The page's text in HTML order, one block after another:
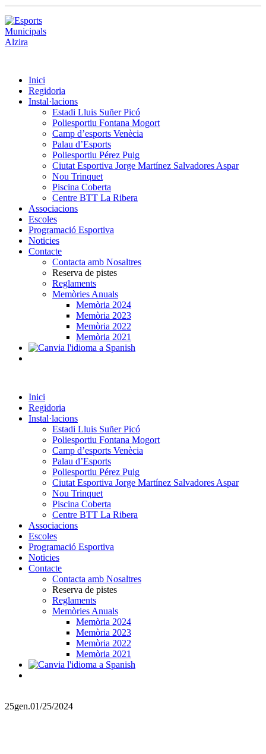
Inici
Regidoria
Instal·lacions
Estadi Lluis Suñer Picó
Poliesportiu Fontana Mogort
Camp d’esports Venècia
Palau d’Esports
Poliesportiu Pérez Puig
Ciutat Esportiva Jorge Martínez Salvadores Aspar
Nou Trinquet
Piscina Coberta
Centre BTT La Ribera
Associacions
Escoles
Programació Esportiva
Noticies
Contacte
Contacta amb Nosaltres
Reserva de pistes
Reglaments
Memòries Anuals
Memòria 2024
Memòria 2023
Memòria 2022
Memòria 2021
Inici
Regidoria
Instal·lacions
Estadi Lluis Suñer Picó
Poliesportiu Fontana Mogort
Camp d’esports Venècia
Palau d’Esports
Poliesportiu Pérez Puig
Ciutat Esportiva Jorge Martínez Salvadores Aspar
Nou Trinquet
Piscina Coberta
Centre BTT La Ribera
Associacions
Escoles
Programació Esportiva
Noticies
Contacte
Contacta amb Nosaltres
Reserva de pistes
Reglaments
Memòries Anuals
Memòria 2024
Memòria 2023
Memòria 2022
Memòria 2021
25gen.01/25/2024